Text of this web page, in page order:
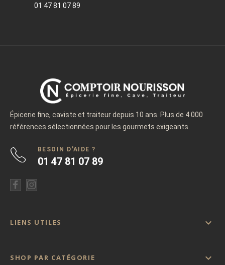
01 47 81 07 89
Épicerie fine, caviste et traiteur depuis 10 ans. Plus de 4 000
références sélectionnées pour les gourmets exigeants.
BESOIN D'AIDE ?
01 47 81 07 89
LIENS UTILES 
SHOP PAR CATÉGORIE 